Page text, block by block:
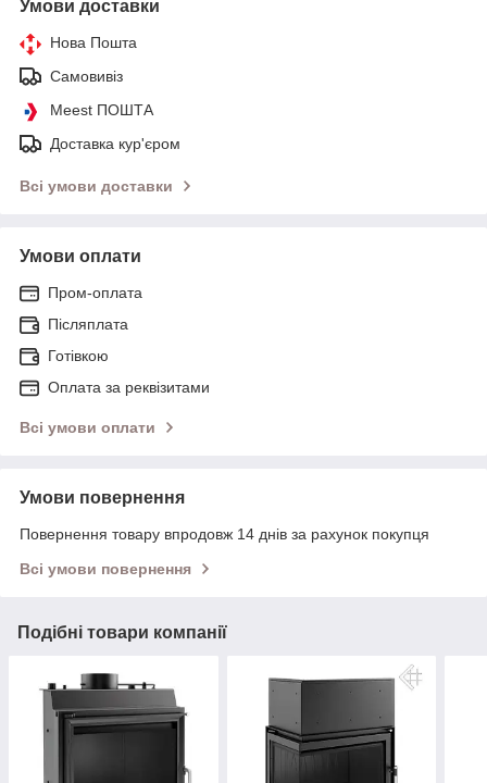
Умови доставки
Нова Пошта
Самовивіз
Meest ПОШТА
Доставка кур'єром
Всі умови доставки
Умови оплати
Пром-оплата
Післяплата
Готівкою
Оплата за реквізитами
Всі умови оплати
Умови повернення
Повернення товару впродовж 14 днів за рахунок покупця
Всі умови повернення
Подібні товари компанії